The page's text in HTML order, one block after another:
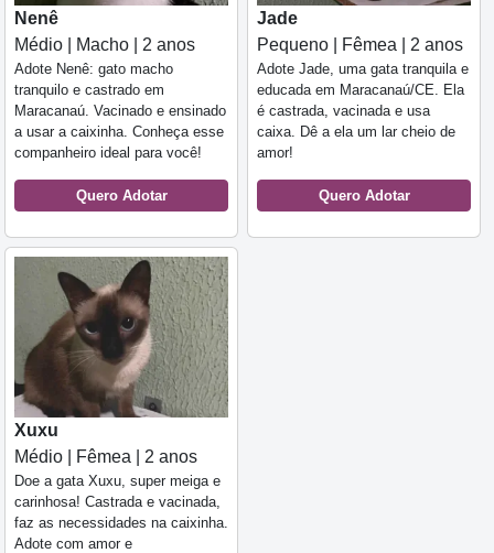
Nenê
Médio | Macho | 2 anos
Adote Nenê: gato macho
tranquilo e castrado em
Maracanaú. Vacinado e ensinado
a usar a caixinha. Conheça esse
companheiro ideal para você!
Quero Adotar
Jade
Pequeno | Fêmea | 2 anos
Adote Jade, uma gata tranquila e
educada em Maracanaú/CE. Ela
é castrada, vacinada e usa
caixa. Dê a ela um lar cheio de
amor!
Quero Adotar
Xuxu
Médio | Fêmea | 2 anos
Doe a gata Xuxu, super meiga e
carinhosa! Castrada e vacinada,
faz as necessidades na caixinha.
Adote com amor e